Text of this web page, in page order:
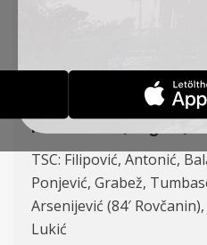
FK Čukarički (Belgrád) –
TSC: Filipović, Antonić,
Ponjević, Grabež,
Arsenijević (84′
Lukić